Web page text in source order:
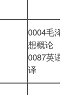
0004毛泽
想概论
0087英语
译